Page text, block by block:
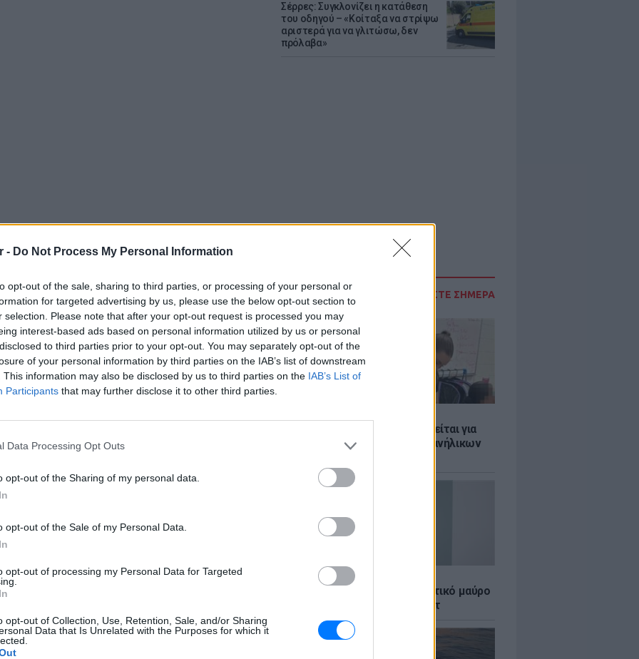
- Do Not Process My Personal Information
opt-out of the sale, sharing to third parties, or processing of your personal or
for targeted advertising by us, please use the below opt-out section to
selection. Please note that after your opt-out request is processed you may
interest-based ads based on personal information utilized by us or personal
to third parties prior to your opt-out. You may separately opt-out of the
of your personal information by third parties on the IAB’s list of downstream
This information may also be disclosed by us to third parties on the IAB’s List of
Participants that may further disclose it to other third parties.
Data Processing Opt Outs
opt-out of the Sharing of my personal data.
opt-out of the Sale of my Personal Data.
opt-out of processing my Personal Data for Targeted
opt-out of Collection, Use, Retention, Sale, and/or Sharing
Data that Is Unrelated with the Purposes for which it
Σέρρες: Συγκλονίζει η κατάθεση
του οδηγού – «Κοίταξα να στρίψω
αριστερά για να γλιτώσω, δεν
πρόλαβα»
ΔΙΑΒΑΣΤΕ ΣΗΜΕΡΑ
ΗΠΑ: Δασκάλα χορού κατηγορείται για
σeξουαλική κακοποίηση δύο ανήλικων
LIFESTYLE
Κάια Γκέρμπερ: Με αποκαλυπτικό μαύρο
look θύμισε τη Σίντι Κρόφορντ
είχε ανακοινώσει τον εντοπισμό 18
είναι μετανάστες, αφού στην περιοχή δεν
από κατοίκους.
Δευτέρα, 21 Αυγούστου, ενώ ήδη έκαιγαν
της Αλεξανδρούπολης. Υπενθυμίζεται πως
νεκρός άνδρας στο Δάσος της
τον πυρήνα άκαυτου δάσους. Έρχεται σε
του 2022 που είχε κάψει το 80% του
φόβοι για εξάπλωση της φωτιάς της
της Αλεξανδρούπολης.
ΔΙΑΦΗΜΙΣΗ